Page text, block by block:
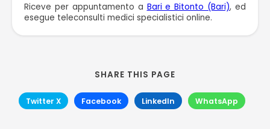
Riceve per appuntamento a Bari e Bitonto (Bari), ed
esegue teleconsulti medici specialistici online.
SHARE THIS PAGE
Twitter X Facebook LinkedIn WhatsApp